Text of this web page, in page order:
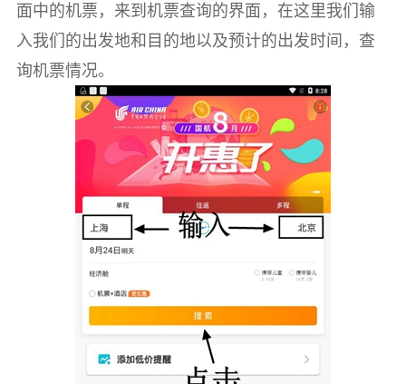
面中的机票，来到机票查询的界面，在这里我们输
入我们的出发地和目的地以及预计的出发时间，查
询机票情况。